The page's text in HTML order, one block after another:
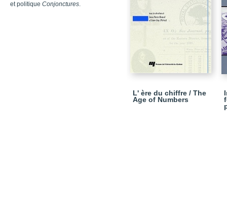
et politique Conjonctures.
L' ère du chiffre / The
Age of Numbers